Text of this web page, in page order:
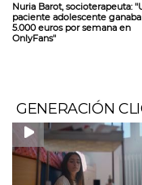
Nuria Barot, socioterapeuta:
paciente adolescente ganaba
5.000 euros por semana en
OnlyFans''
GENERACIÓN